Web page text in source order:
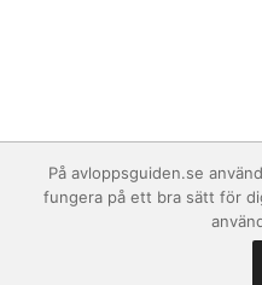
På avloppsguiden.se
fungera på ett bra sätt för